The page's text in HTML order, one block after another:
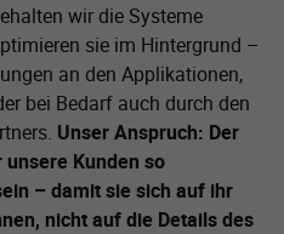
wir die Systeme
sie im Hintergrund –
an den Applikationen,
bei Bedarf auch durch den
Unser Anspruch: Der
Kunden so
– damit sie sich auf ihr
nicht auf die Details des